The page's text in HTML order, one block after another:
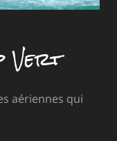
Vert
aériennes qui